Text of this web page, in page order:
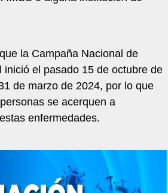
la Campaña Nacional de
inició el pasado 15 de octubre de
de marzo de 2024, por lo que
se acerquen a
enfermedades.